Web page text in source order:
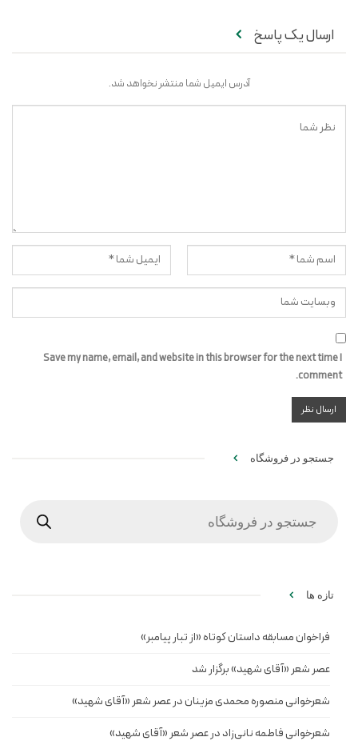
ارسال یک پاسخ
آدرس ایمیل شما منتشر نخواهد شد.
Save my name, email, and website in this browser for the next time I
comment.
جستجو در فروشگاه
تازه ها
فراخوان مسابقه داستان کوتاه «از تبار پیامبر»
عصر شعر «آقای شهید» برگزار شد
شعرخوانی منصوره محمدی مزینان در عصر شعر «آقای شهید»
شعرخوانی فاطمه نانی‌زاد در عصر شعر «آقای شهید»